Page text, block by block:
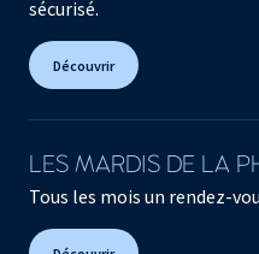
sécurisé.
Découvrir
LES MARDIS DE LA
Tous les mois un rendez-